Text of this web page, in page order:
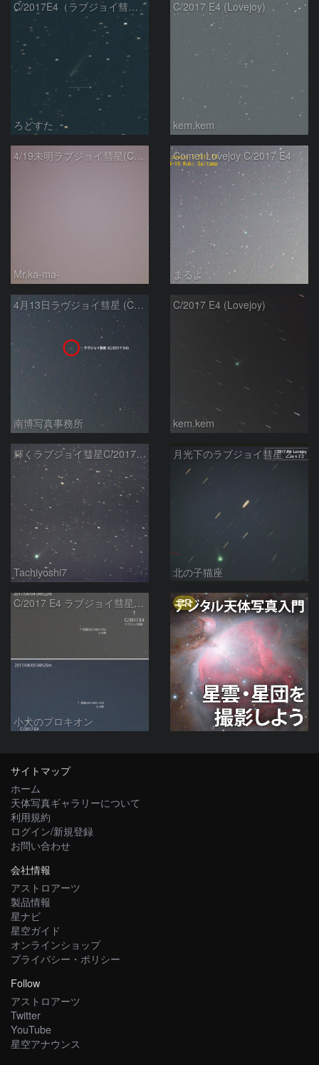
C/2017E4（ラブジョイ彗星）
ろどすた
C/2017 E4 (Lovejoy)
kem.kem
4/19未明ラブジョイ彗星(C/2017E4)とM31
Mr.ka-ma-
Comet Lovejoy C/2017 E4
まるよ
4月13日ラヴジョイ彗星 (C/2017 E4)
南博写真事務所
C/2017 E4 (Lovejoy)
kem.kem
輝くラブジョイ彗星C/2017E4
Tachiyoshi7
月光下のラブジョイ彗星 2017E4 Lovejoy
北の子猫座
C/2017 E4 ラブジョイ彗星の動き
小犬のプロキオン
PR
サイトマップ
ホーム
天体写真ギャラリーについて
利用規約
ログイン/新規登録
お問い合わせ
会社情報
アストロアーツ
製品情報
星ナビ
星空ガイド
オンラインショップ
プライバシー・ポリシー
Follow
アストロアーツ
Twitter
YouTube
星空アナウンス